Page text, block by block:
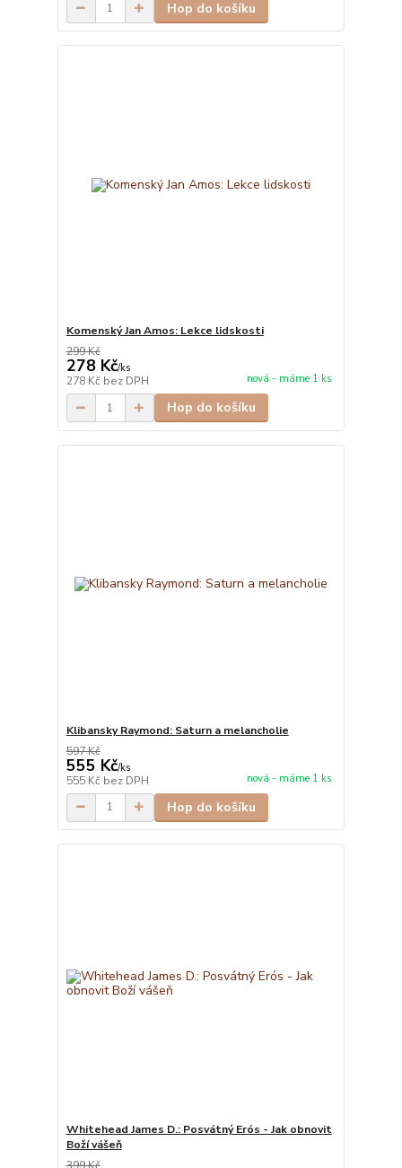
Hop do košíku
Komenský Jan Amos: Lekce lidskosti
299 Kč
278 Kč/ks
278 Kč bez DPH nová - máme 1 ks
Hop do košíku
Klibansky Raymond: Saturn a melancholie
597 Kč
555 Kč/ks
555 Kč bez DPH nová - máme 1 ks
Hop do košíku
Whitehead James D.: Posvátný Erós - Jak obnovit
Boží vášeň